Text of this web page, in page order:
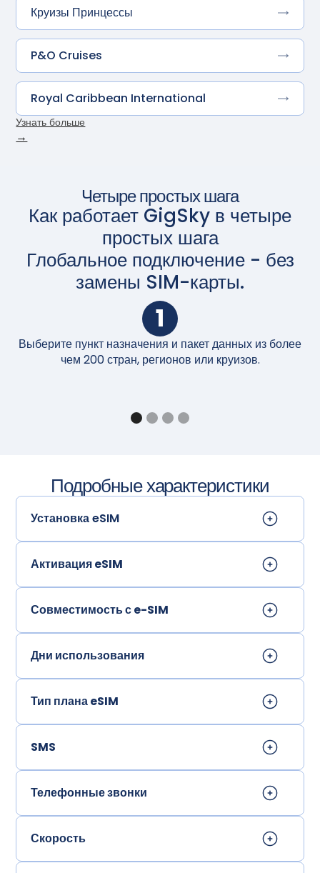
Круизы Принцессы
P&O Cruises
Royal Caribbean International
Узнать больше
→
Четыре простых шага
Как работает GigSky в четыре
простых шага
Глобальное подключение - без
замены SIM-карты.
1
Выберите пункт назначения и пакет данных из более
чем 200 стран, регионов или круизов.
Подробные характеристики
Установка eSIM
Активация eSIM
Совместимость с e-SIM
Дни использования
Тип плана eSIM
SMS
Телефонные звонки
Скорость